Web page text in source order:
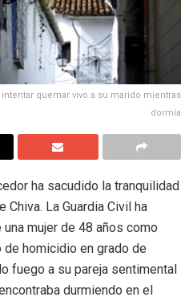
quemar vivo a su marido mientras
dormía
ha sacudido la tranquilidad
Chiva. La Guardia Civil ha
mujer de 48 años como
homicidio en grado de
fuego a su pareja sentimental
durmiendo en el